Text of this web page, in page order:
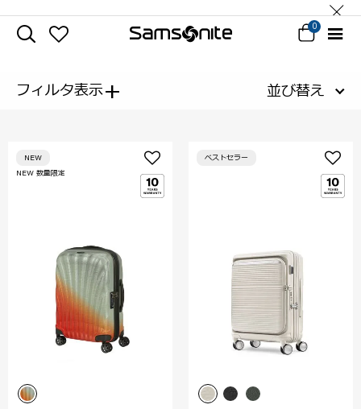
0
フィルタ表示+ 並び替え
NEW 数量限定
NEW ベストセラー